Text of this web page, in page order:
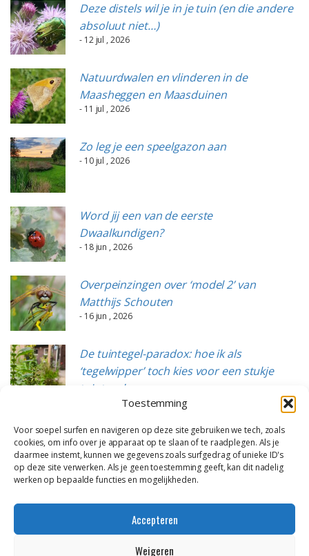
Toestemming
Voor soepel surfen en navigeren op deze site gebruiken we tech, zoals
cookies, om info over je apparaat op te slaan of te raadplegen. Als je
daarmee instemt, kunnen we gegevens zoals surfgedrag of unieke ID's
op deze site verwerken. Als je geen toestemming geeft, kan dit nadelig
werken op bepaalde functies en mogelijkheden.
Accepteren
Weigeren
Deze distels wil je in je tuin (en die andere
absoluut niet…)
- 12 jul , 2026
Natuurdwalen en vlinderen in de
Maasheggen en Maasduinen
- 11 jul , 2026
Zo leg je een speelgazon aan
- 10 jul , 2026
Word jij een van de eerste
Dwaalkundigen?
- 18 jun , 2026
Overpeinzingen over ‘model 2’ van
Matthijs Schouten
- 16 jun , 2026
De tuintegel-paradox: hoe ik als
‘tegelwipper’ toch kies voor een stukje
tuintegels
- 15 jun , 2026